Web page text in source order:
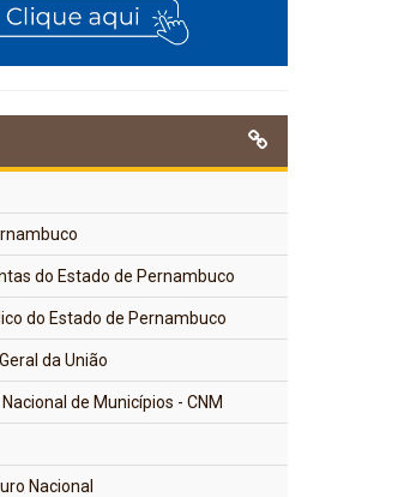
do Estado de Pernambuco
do Estado de Pernambuco
da União
de Municípios - CNM
Nacional